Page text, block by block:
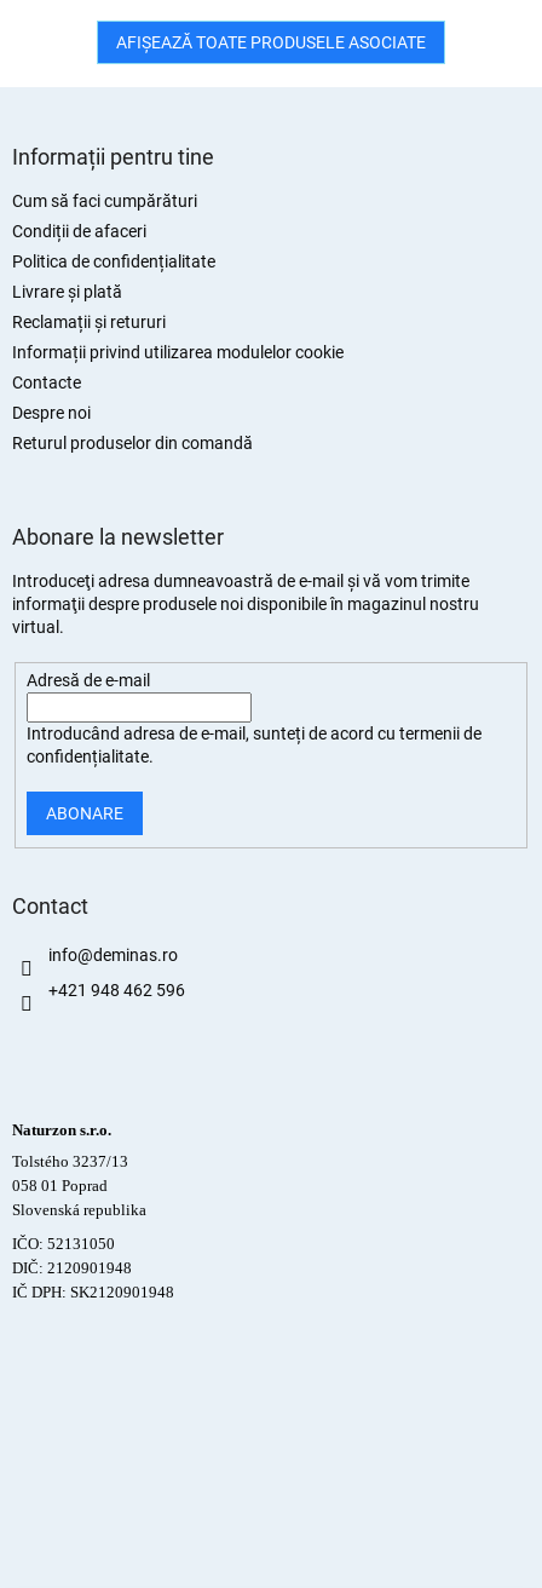
AFIŞEAZĂ TOATE PRODUSELE ASOCIATE
Informații pentru tine
Cum să faci cumpărături
Condiții de afaceri
Politica de confidențialitate
Livrare și plată
Reclamații și retururi
Informații privind utilizarea modulelor cookie
Contacte
Despre noi
Returul produselor din comandă
Abonare la newsletter
Introduceţi adresa dumneavoastră de e-mail şi vă vom trimite
informaţii despre produsele noi disponibile în magazinul nostru
virtual.
Adresă de e-mail
Introducând adresa de e-mail, sunteți deacord cu termenii de
confidențialitate.
ABONARE
Contact
info@deminas.ro
+421 948 462 596
Naturzon s.r.o.
Tolstého 3237/13
058 01 Poprad
Slovenská republika
IČO: 52131050
DIČ: 2120901948
IČ DPH: SK2120901948